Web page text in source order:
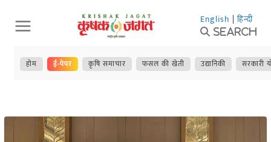
Skip
to
content
English | हिन्दी
Search
होम ई-पेपर कृषि समाचार फसल की खेती उद्यानिकी सरकारी